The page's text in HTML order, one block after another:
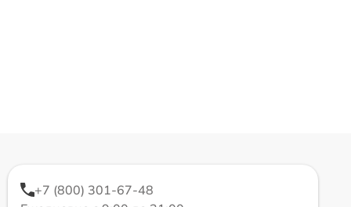
+7 (800) 301-67-48